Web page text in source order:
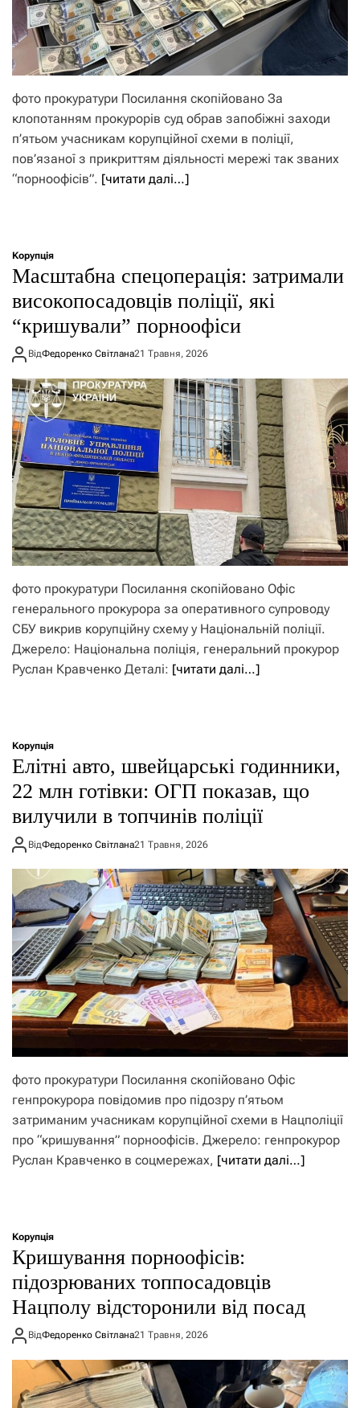
фото прокуратури Посилання скопійовано За
клопотанням прокурорів суд обрав запобіжні заходи
п’ятьом учасникам корупційної схеми в поліції,
пов’язаної з прикриттям діяльності мережі так званих
“порноофісів”. [читати далі…]
Корупція
Масштабна спецоперація: затримали
високопосадовців поліції, які
“кришували” порноофіси
ВідФедоренко Світлана21 Травня, 2026
фото прокуратури Посилання скопійовано Офіс
генерального прокурора за оперативного супроводу
СБУ викрив корупційну схему у Національній поліції.
Джерело: Національна поліція, генеральний прокурор
Руслан Кравченко Деталі: [читати далі…]
Корупція
Елітні авто, швейцарські годинники,
22 млн готівки: ОГП показав, що
вилучили в топчинів поліції
ВідФедоренко Світлана21 Травня, 2026
фото прокуратури Посилання скопійовано Офіс
генпрокурора повідомив про підозру п’ятьом
затриманим учасникам корупційної схеми в Нацполіції
про “кришування” порноофісів. Джерело: генпрокурор
Руслан Кравченко в соцмережах, [читати далі…]
Корупція
Кришування порноофісів:
підозрюваних топпосадовців
Нацполу відсторонили від посад
ВідФедоренко Світлана21 Травня, 2026